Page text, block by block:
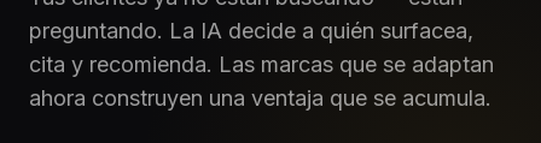
preguntando. La IA decide a quién surfacea,
cita y recomienda. Las marcas que se adaptan
ahora construyen una ventaja que se acumula.